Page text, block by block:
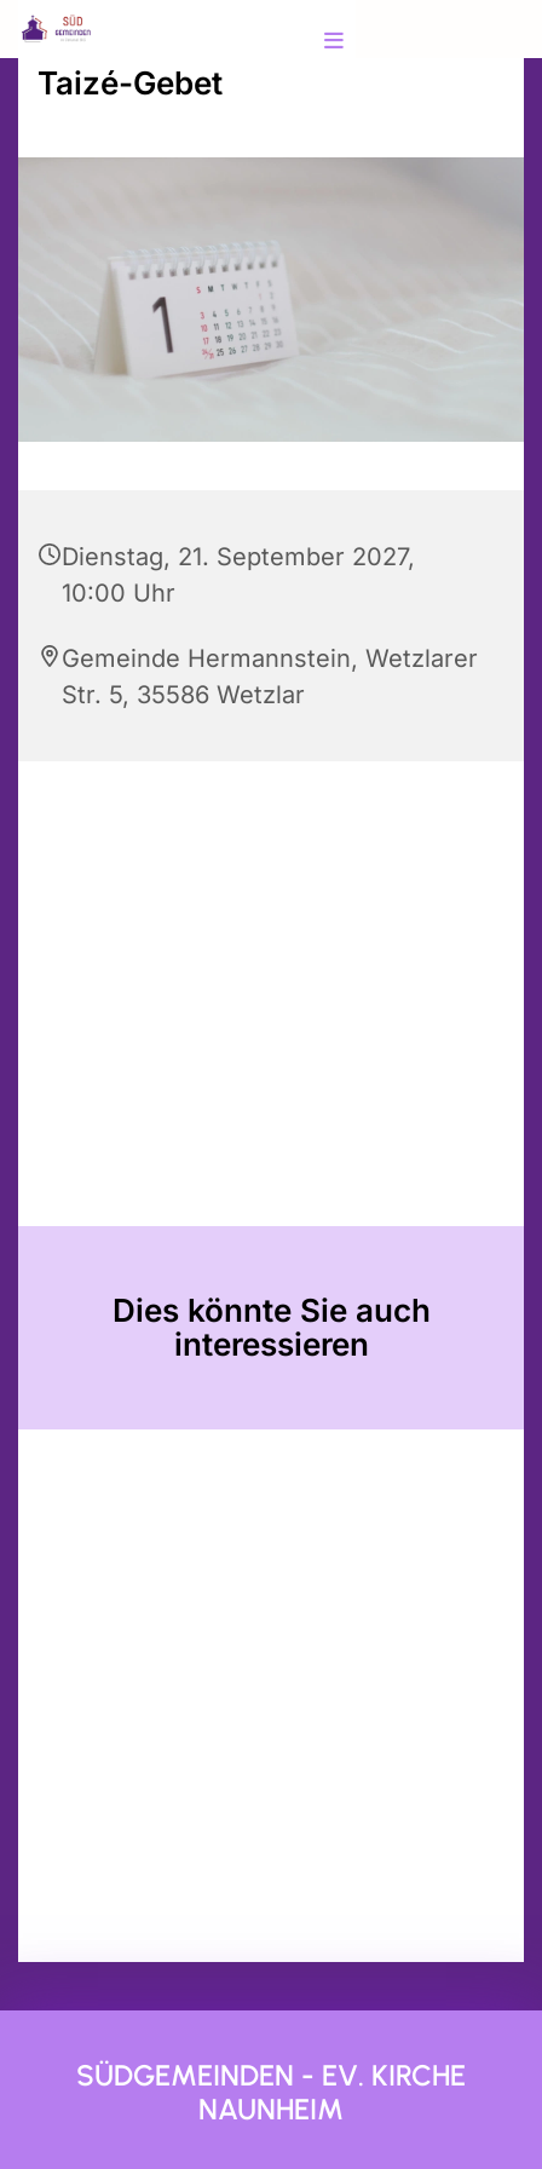
Taizé-Gebet
Dienstag, 21. September 2027,
10:00 Uhr
Gemeinde Hermannstein, Wetzlarer
Str. 5, 35586 Wetzlar
Dies könnte Sie auch
interessieren
SÜDGEMEINDEN - EV. KIRCHE
NAUNHEIM